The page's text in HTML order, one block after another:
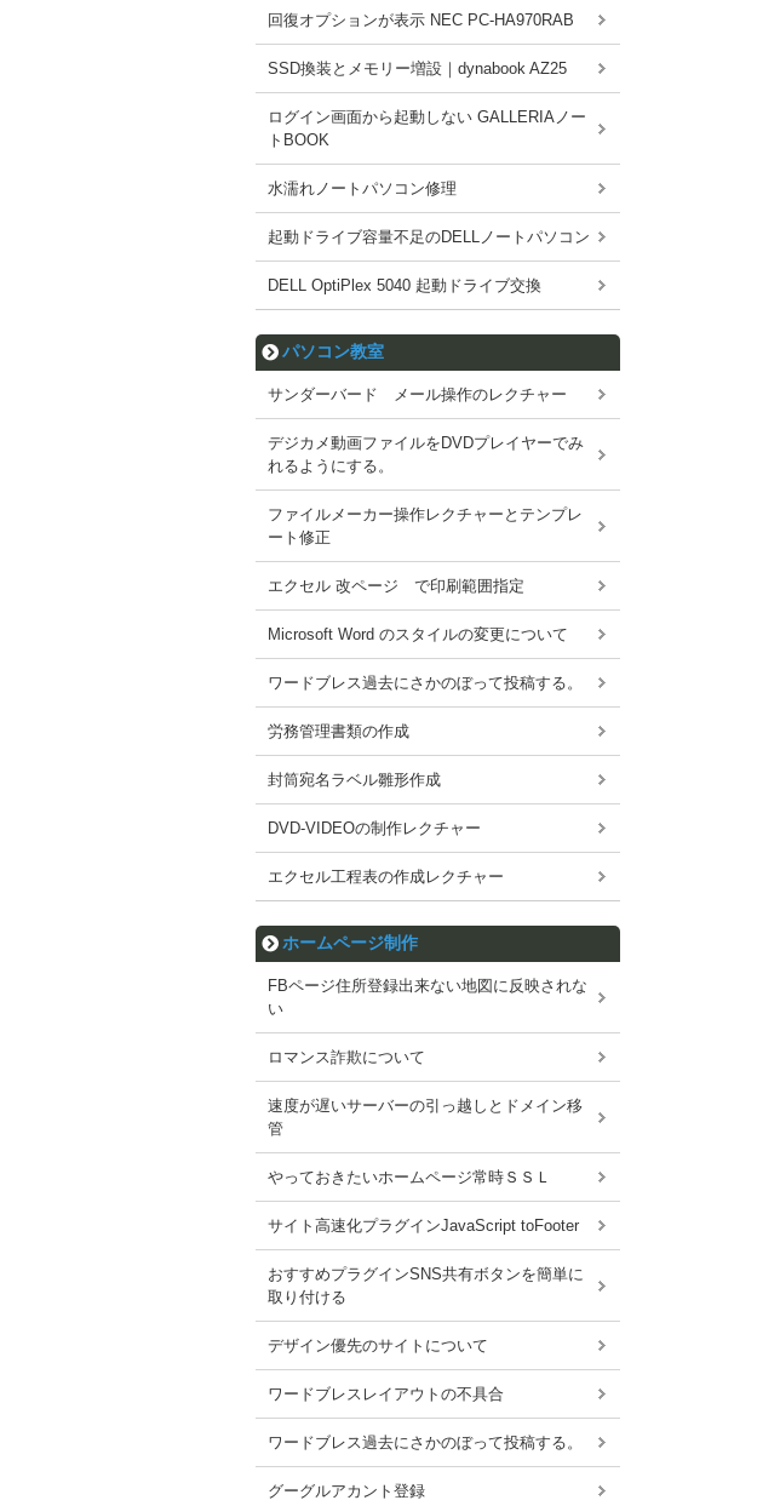
回復オプションが表示 NEC PC-HA970RAB
SSD換装とメモリー増設｜dynabook AZ25
ログイン画面から起動しない GALLERIAノー
トBOOK
水濡れノートパソコン修理
起動ドライブ容量不足のDELLノートパソコン
DELL OptiPlex 5040 起動ドライブ交換
パソコン教室
サンダーバード メール操作のレクチャー
デジカメ動画ファイルをDVDプレイヤーでみ
れるようにする。
ファイルメーカー操作レクチャーとテンプレ
ート修正
エクセル 改ページ で印刷範囲指定
Microsoft Word のスタイルの変更について
ワードブレス過去にさかのぼって投稿する。
労務管理書類の作成
封筒宛名ラベル雛形作成
DVD-VIDEOの制作レクチャー
エクセル工程表の作成レクチャー
ホームページ制作
FBページ住所登録出来ない地図に反映されな
い
ロマンス詐欺について
速度が遅いサーバーの引っ越しとドメイン移
管
やっておきたいホームページ常時ＳＳＬ
サイト高速化プラグインJavaScript toFooter
おすすめプラグインSNS共有ボタンを簡単に
取り付ける
デザイン優先のサイトについて
ワードブレスレイアウトの不具合
ワードブレス過去にさかのぼって投稿する。
グーグルアカント登録